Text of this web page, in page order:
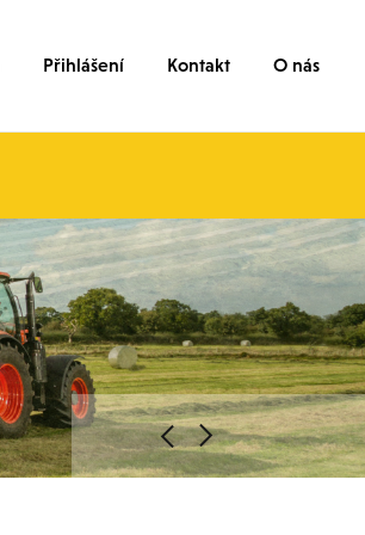
Přihlášení Kontakt O nás